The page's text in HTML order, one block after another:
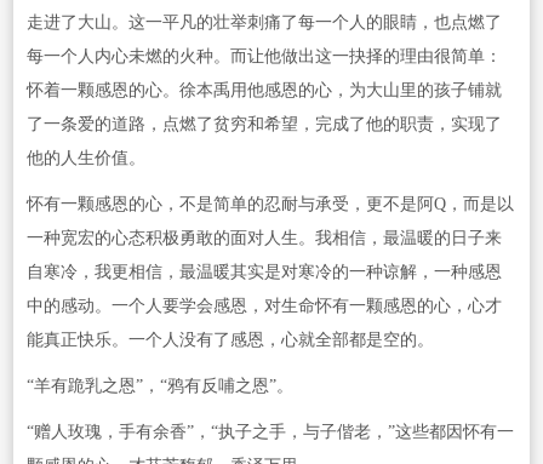
走进了大山。这一平凡的壮举刺痛了每一个人的眼睛，也点燃了
每一个人内心未燃的火种。而让他做出这一抉择的理由很简单：
怀着一颗感恩的心。徐本禹用他感恩的心，为大山里的孩子铺就
了一条爱的道路，点燃了贫穷和希望，完成了他的职责，实现了
他的人生价值。
怀有一颗感恩的心，不是简单的忍耐与承受，更不是阿Q，而是以
一种宽宏的心态积极勇敢的面对人生。我相信，最温暖的日子来
自寒冷，我更相信，最温暖其实是对寒冷的一种谅解，一种感恩
中的感动。一个人要学会感恩，对生命怀有一颗感恩的心，心才
能真正快乐。一个人没有了感恩，心就全部都是空的。
“羊有跪乳之恩”，“鸦有反哺之恩”。
“赠人玫瑰，手有余香”，“执子之手，与子偕老，”这些都因怀有一